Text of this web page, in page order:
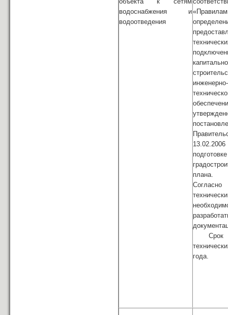
водоснабжения и
водоотведения
инженерно-
подготовке
плана.
Срок
года.